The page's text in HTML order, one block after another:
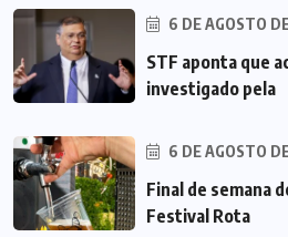
6 DE AGOSTO
STF aponta que
investigado pela
6 DE AGOSTO
Final de semana
Festival Rota